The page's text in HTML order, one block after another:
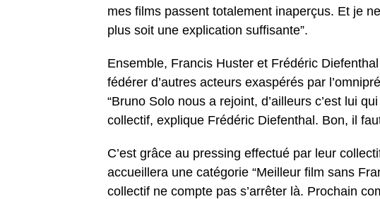
mes films passent totalement inaperçus. Et je
plus soit une explication suffisante”.
Ensemble, Francis Huster et Frédéric
fédérer d’autres acteurs exaspérés par
“Bruno Solo nous a rejoint, d’ailleurs c’est lui
collectif, explique Frédéric Diefenthal. Bon, il
C’est grâce au pressing effectué par leur
accueillera une catégorie “Meilleur film sans
collectif ne compte pas s’arrêter là. Prochain